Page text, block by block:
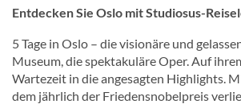
Entdecken Sie Oslo mit Studiosus-
5 Tage in Oslo – die visionäre und
Museum, die spektakuläre Oper. Auf
Wartezeit in die angesagten Highlights.
dem jährlich der Friedensnobelpreis